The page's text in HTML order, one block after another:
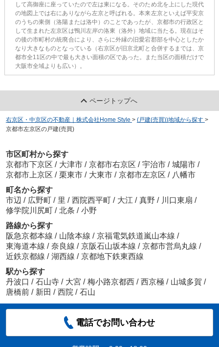
して高御座に座っていたので左は東になる。そのため北を上にした現代
の地図上では右にありながら左京と呼ばれる。本来左京といえば平安京
のうちの東側（洛陽または洛中）のことであったが、京都市の行政区と
して生まれた左京区は鴨川左岸の洛東（洛外）地域に当たる。現在はそ
の後の市町村の統廃合により、さらに外縁の旧愛宕郡部を中心としたか
なり大きなものとなっている（右京区が旧京北町と合併するまでは、京
都市全11区の中で最も大きい面積の区であった。また当区の面積だけで
大阪市全域よりも広い）。
ページトップへ
右京区・中京区の不動産｜株式会社Home Style > (戸建(売買))地域から探す >
京都市左京区の戸建(売買)
市区町村から探す
京都市下京区 / 大津市 / 京都市右京区 / 宇治市 / 城陽市 /
京都市上京区 / 栗東市 / 大東市 / 京都市左京区 / 八幡市
町名から探す
市辺 / 広野町 / 里 / 西院西平町 / 大江 / 真野 / 川口東扇 /
修学院川尻町 / 北条 / 小野
路線から探す
阪急京都本線 / 山陰本線 / 京福電気鉄道嵐山本線 /
東海道本線 / 奈良線 / 京阪石山坂本線 / 京都市営烏丸線 /
近鉄京都線 / 湖西線 / 京都地下鉄東西線
駅から探す
丹波口 / 石山寺 / 大宮 / 梅小路京都西 / 西京極 / 山城多賀 /
唐橋前 / 新田 / 西院 / 石山
電話でお問い合わせ